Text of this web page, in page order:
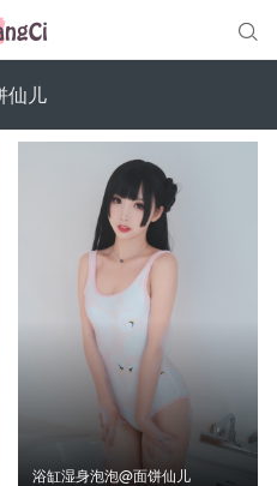

仙儿
浴缸湿身泡泡@面饼仙儿